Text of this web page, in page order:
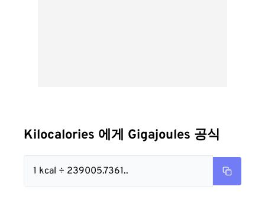
Kilocalories 에게 Gigajoules 공식
1 kcal ÷ 239005.7361..